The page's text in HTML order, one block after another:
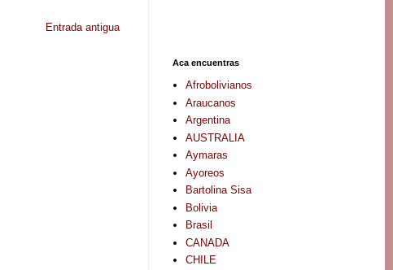
Entrada antigua
Aca encuentras
Afrobolivianos
Araucanos
Argentina
AUSTRALIA
Aymaras
Ayoreos
Bartolina Sisa
Bolivia
Brasil
CANADA
CHILE